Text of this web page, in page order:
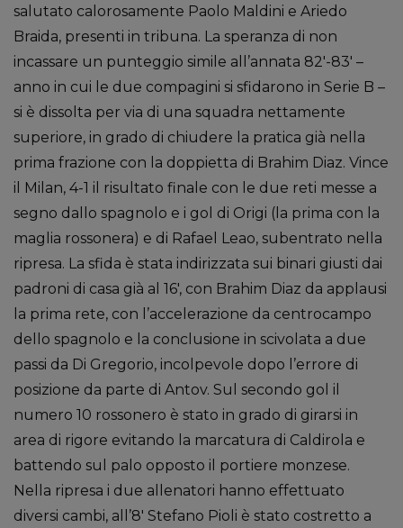
salutato calorosamente Paolo Maldini e Ariedo
Braida, presenti in tribuna. La speranza di non
incassare un punteggio simile all’annata 82′-83′ –
anno in cui le due compagini si sfidarono in Serie B –
si è dissolta per via di una squadra nettamente
superiore, in grado di chiudere la pratica già nella
prima frazione con la doppietta di Brahim Diaz. Vince
il Milan, 4-1 il risultato finale con le due reti messe a
segno dallo spagnolo e i gol di Origi (la prima con la
maglia rossonera) e di Rafael Leao, subentrato nella
ripresa. La sfida è stata indirizzata sui binari giusti dai
padroni di casa già al 16′, con Brahim Diaz da applausi
la prima rete, con l’accelerazione da centrocampo
dello spagnolo e la conclusione in scivolata a due
passi da Di Gregorio, incolpevole dopo l’errore di
posizione da parte di Antov. Sul secondo gol il
numero 10 rossonero è stato in grado di girarsi in
area di rigore evitando la marcatura di Caldirola e
battendo sul palo opposto il portiere monzese.
Nella ripresa i due allenatori hanno effettuato
diversi cambi, all’8′ Stefano Pioli è stato costretto a